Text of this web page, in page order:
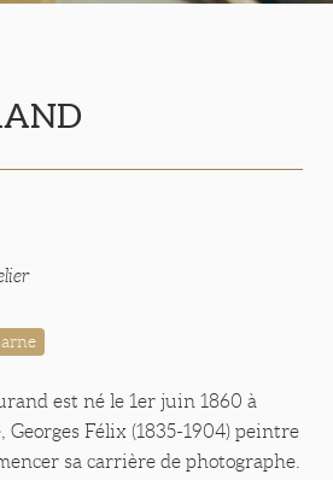
est né le 1er juin 1860 à
Georges Félix (1835-1904) peintre
sa carrière de photographe.